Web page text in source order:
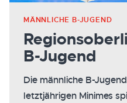
MÄNNLICHE B-JUGEND
B-Jugend
Die männliche B-
letztjährigen Minimes